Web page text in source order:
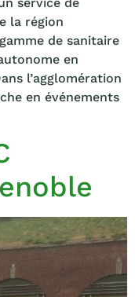
la région
de sanitaire
en
l’agglomération
en événements